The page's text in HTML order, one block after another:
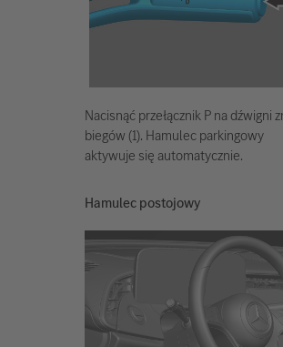
Nacisnąć przełącznik P na dźwigni
biegów (1). Hamulec parkingowy
aktywuje się automatycznie.
Hamulec postojowy